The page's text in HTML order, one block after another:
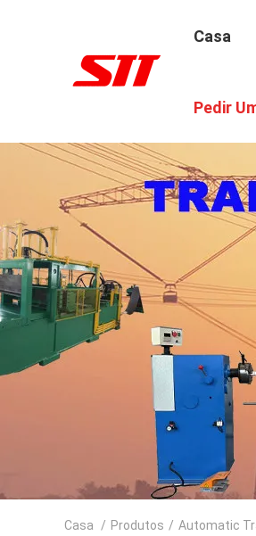
Casa
Pedir
Casa / Produtos / Automatic